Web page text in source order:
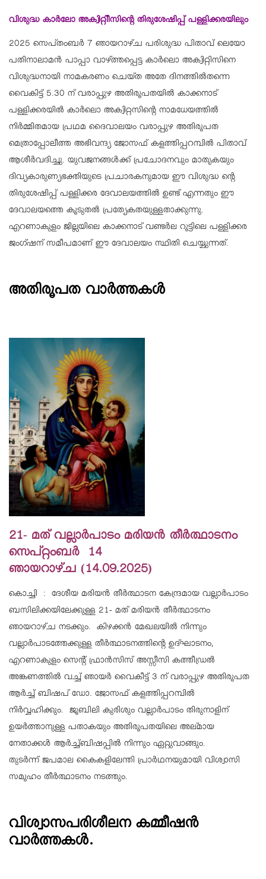
വിശുദ്ധ കാര്‍ലോ അക്വിറ്റിീസിന്റെ തിരുശേഷിപ്പ് പള്ളിക്കരയിലും
2025 സെപ്തംബര്‍ 7 ഞായറാഴ്ച പരിശുദ്ധ പിതാവ് ലെയോ
പതിനാലാമന്‍ പാപ്പാ വാഴ്ത്തപ്പെട്ട കാര്‍ലൊ അക്വിറ്റിസിനെ
വിശുദ്ധനായി നാമകരണം ചെയ്ത അതേ ദിനത്തില്‍തന്നെ
വൈകിട്ട് 5.30 ന് വരാപ്പുഴ അതിരൂപതയില്‍ കാക്കനാട്
പള്ളിക്കരയില്‍ കാര്‍ലൊ അക്വിറ്റസിന്റെ നാമധേയത്തില്‍
നിര്‍മ്മിതമായ പ്രഥമ ദൈവാലയം വരാപ്പുഴ അതിരൂപത
മെത്രാപ്പോലീത്ത അഭിവന്ദ്യ ജോസഫ് കളത്തിപ്പറമ്പില്‍ പിതാവ്
ആശീര്‍വദിച്ചു. യുവജനങ്ങള്‍ക്ക് പ്രചോദനവും മാതൃകയും
ദിവ്യകാരുണ്യഭക്തിയുടെ പ്രചാരകനുമായ ഈ വിശുദ്ധ ന്റെ
തിരുശേഷിപ്പ് പള്ളിക്കര ദേവാലയത്തില്‍ ഉണ്ട് എന്നതും ഈ
ദേവാലയത്തെ കൂടുതല്‍ പ്രത്യേകതയുള്ളതാക്കുന്നു.
എറണാകുളം ജില്ലയിലെ കാക്കനാട് വണ്ടര്‍ല റൂട്ടിലെ പള്ളിക്കര
ജംഗ്ഷന് സമീപമാണ് ഈ ദേവാലയം സ്ഥിതി ചെയ്യുന്നത്.
അതിരൂപത വാർത്തകൾ
21- മത് വല്ലാര്‍പാടം മരിയന്‍ തീര്‍ത്ഥാടനം
സെപ്റ്റംബര്‍ 14
ഞായറാഴ്ച (14.09.2025)
കൊച്ചി : ദേശീയ മരിയന്‍ തീര്‍ത്ഥാടന കേന്ദ്രമായ വല്ലാര്‍പാടം
ബസിലിക്കയിലേക്കുള്ള 21- മത് മരിയന്‍ തീര്‍ത്ഥാടനം
ഞായറാഴ്ച നടക്കും. കിഴക്കന്‍ മേഖലയില്‍ നിന്നും
വല്ലാര്‍പാടത്തേക്കുള്ള തീര്‍ത്ഥാടനത്തിന്റെ ഉദ്ഘാടനം,
എറണാകുളം സെന്റ് ഫ്രാന്‍സിസ് അസ്സീസി കത്തീഡ്രല്‍
അങ്കണത്തില്‍ വച്ച് ഞായർ വൈകീട്ട് 3 ന് വരാപ്പുഴ അതിരൂപത
ആർച്ച് ബിഷപ് ഡോ. ജോസഫ് കളത്തിപ്പറമ്പിൽ
നിർവ്വഹിക്കും. ജൂബിലി കുരിശും വല്ലാര്‍പാടം തിരുനാളിന്
ഉയര്‍ത്താനുള്ള പതാകയും അതിരൂപതയിലെ അല്മായ
നേതാക്കൾ ആർച്ച്ബിഷപ്പിൽ നിന്നും ഏറ്റുവാങ്ങും.
തുടർന്ന് ജപമാല കൈകളിലേന്തി പ്രാർഥനയുമായി വിശ്വാസി
സമൂഹം തീർത്ഥാടനം നടത്തും.
വിശ്വാസപരിശീലന കമ്മീഷന്‍
വാര്‍ത്തകള്‍.